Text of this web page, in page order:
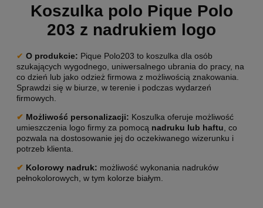
Koszulka polo Pique Polo
203 z nadrukiem logo
✔ O produkcie: Pique Polo203 to koszulka dla osób
szukających wygodnego, uniwersalnego ubrania do pracy, na
co dzień lub jako odzież firmowa z możliwością znakowania.
Sprawdzi się w biurze, w terenie i podczas wydarzeń
firmowych.
✔ Możliwość personalizacji: Koszulka oferuje możliwość
umieszczenia logo firmy za pomocą nadruku lub haftu, co
pozwala na dostosowanie jej do oczekiwanego wizerunku i
potrzeb klienta.
✔ Kolorowy nadruk: możliwość wykonania nadruków
pełnokolorowych, w tym kolorze białym.